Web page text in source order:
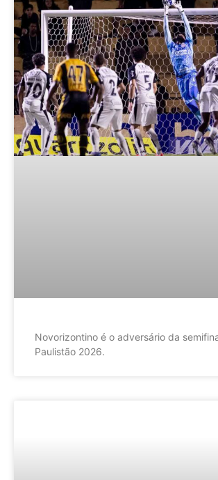
Novorizontino é o adversário da
Paulistão 2026.